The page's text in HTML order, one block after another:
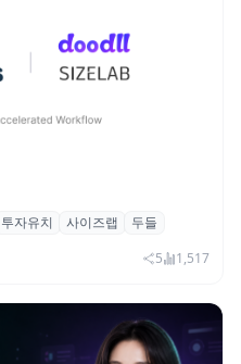
스트먼트로부터 시
투자유치 사이즈랩
두들
5 1,517